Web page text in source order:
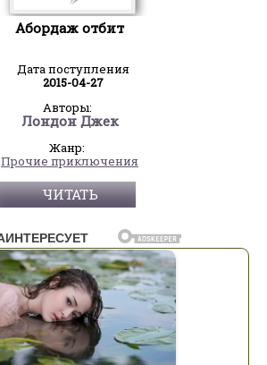
Абордаж отбит
Дата поступления
2015-04-27
Авторы:
Лондон Джек
Жанр:
Прочие приключения
ЧИТАТЬ